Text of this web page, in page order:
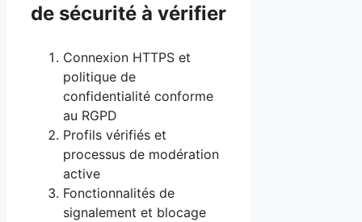
de sécurité à vérifier
Connexion HTTPS et
politique de
confidentialité conforme
au RGPD
Profils vérifiés et
processus de modération
active
Fonctionnalités de
signalement et blocage